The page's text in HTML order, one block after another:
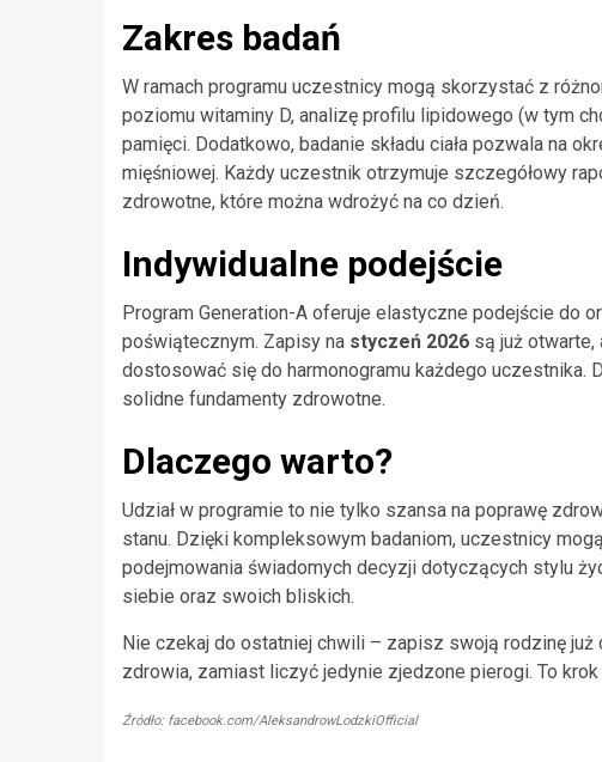
Zakres badań
W ramach programu uczestnicy mogą skorzystać z
poziomu witaminy D, analizę profilu lipidowego (w tym
pamięci. Dodatkowo, badanie składu ciała pozwala na
mięśniowej. Każdy uczestnik otrzymuje szczegółowy
zdrowotne, które można wdrożyć na co dzień.
Indywidualne podejście
Program Generation-A oferuje elastyczne podejście do
poświątecznym. Zapisy na styczeń 2026 są już otwarte,
dostosować się do harmonogramu każdego
solidne fundamenty zdrowotne.
Dlaczego warto?
Udział w programie to nie tylko szansa na poprawę
stanu. Dzięki kompleksowym badaniom, uczestnicy
podejmowania świadomych decyzji dotyczących stylu
siebie oraz swoich bliskich.
Nie czekaj do ostatniej chwili – zapisz swoją rodzinę
zdrowia, zamiast liczyć jedynie zjedzone pierogi. To
Źródło: facebook.com/AleksandrowLodzkiOfficial